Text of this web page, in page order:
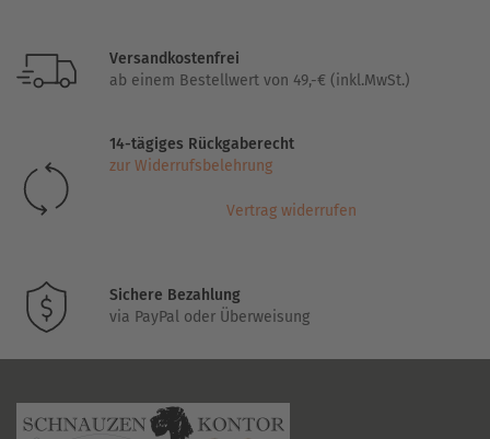
auf.
können
auf
Versandkostenfrei
ab einem Bestellwert von 49,-€ (inkl.MwSt.)
14-tägiges Rückgaberecht
zur Widerrufsbelehrung
Vertrag widerrufen
Sichere Bezahlung
via PayPal oder Überweisung